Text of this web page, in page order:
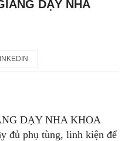
DẠY NHA
DẠY NHA KHOA
đủ phụ tùng, linh kiện để